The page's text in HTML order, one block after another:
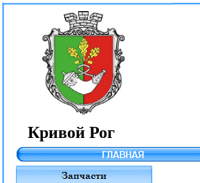
Кривой Рог